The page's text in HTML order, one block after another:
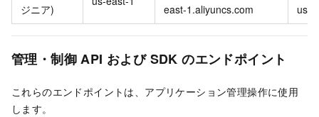
ジニア)
east-1.aliyuncs.com
us-
管理・制御 API および SDK のエンドポイント
これらのエンドポイントは、アプリケーション管理操作に使用
します。